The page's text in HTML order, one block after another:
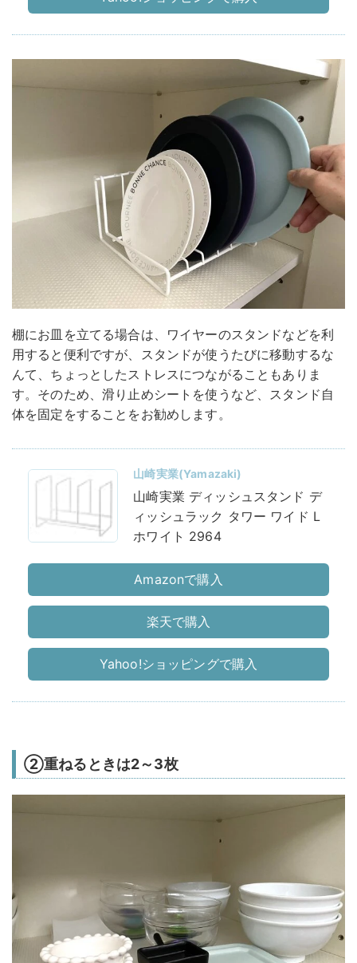
棚にお皿を立てる場合は、ワイヤーのスタンドなどを利
用すると便利ですが、スタンドが使うたびに移動するな
んて、ちょっとしたストレスにつながることもありま
す。そのため、滑り止めシートを使うなど、スタンド自
体を固定をすることをお勧めします。
山崎実業(Yamazaki)
山崎実業 ディッシュスタンド デ
ィッシュラック タワー ワイド L
ホワイト 2964
Amazonで購入
楽天で購入
Yahoo!ショッピングで購入
②重ねるときは2～3枚